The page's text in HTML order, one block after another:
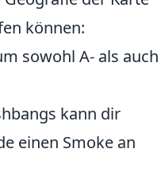
können:
sowohl A- als auch
kann dir
einen Smoke an